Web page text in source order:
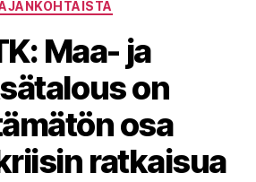
Maa- ja
on
osa
ratkaisua